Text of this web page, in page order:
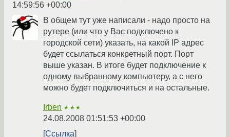
14:59:56 +00:00
В общем тут уже написали - надо просто на
рутере (или что у Вас подключено к
городской сети) указать, на какой IP адрес
будет ссылаться конкретный порт. Порт
выше указан. В итоге будет подключение к
одному выбранному компьютеру, а с него
можно будет подключиться и на остальные.
Irben ★★★
24.08.2008 01:51:53 +00:00
Ссылка